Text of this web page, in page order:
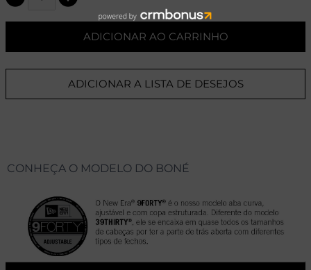
ADICIONAR AO CARRINHO
ADICIONAR A LISTA DE DESEJOS
CONHEÇA O MODELO DO BONÉ